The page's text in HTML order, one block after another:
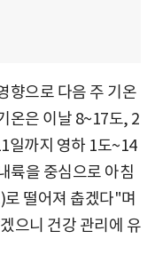
향으로 다음 주 기온
온은 이날 8~17도, 2
일까지 영하 1도~14
륙을 중심으로 아침
떨어져 춥겠다"며
으니 건강 관리에 유